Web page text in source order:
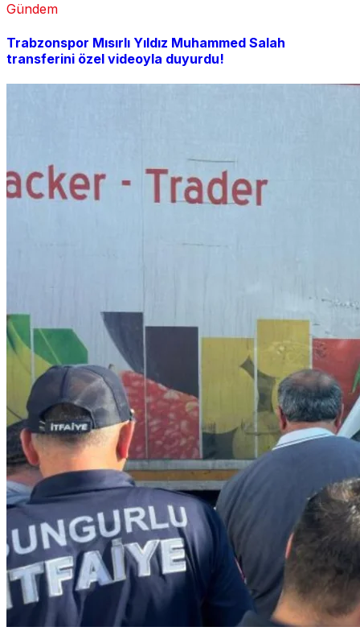
Gündem
Trabzonspor Mısırlı Yıldız Muhammed Salah
transferini özel videoyla duyurdu!